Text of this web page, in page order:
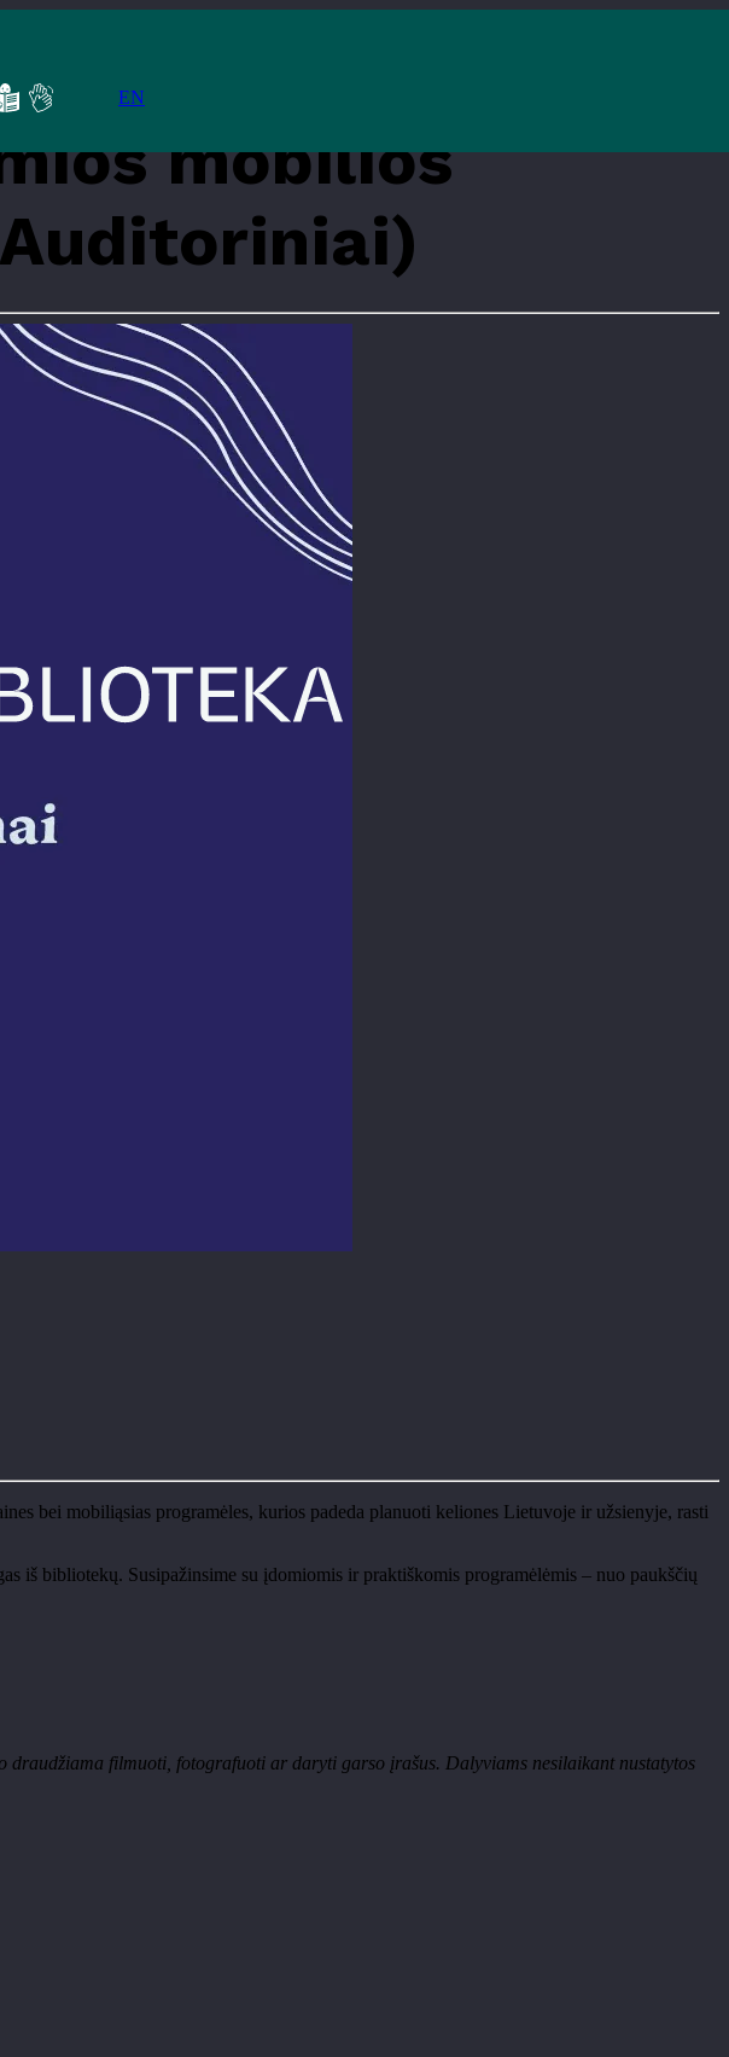
EN
mobilios
bei mobiliąsias programėles, kurios padeda planuoti keliones Lietuvoje ir užsienyje, rasti
iš bibliotekų. Susipažinsime su įdomiomis ir praktiškomis programėlėmis – nuo paukščių
filmuoti, fotografuoti ar daryti garso įrašus. Dalyviams nesilaikant nustatytos